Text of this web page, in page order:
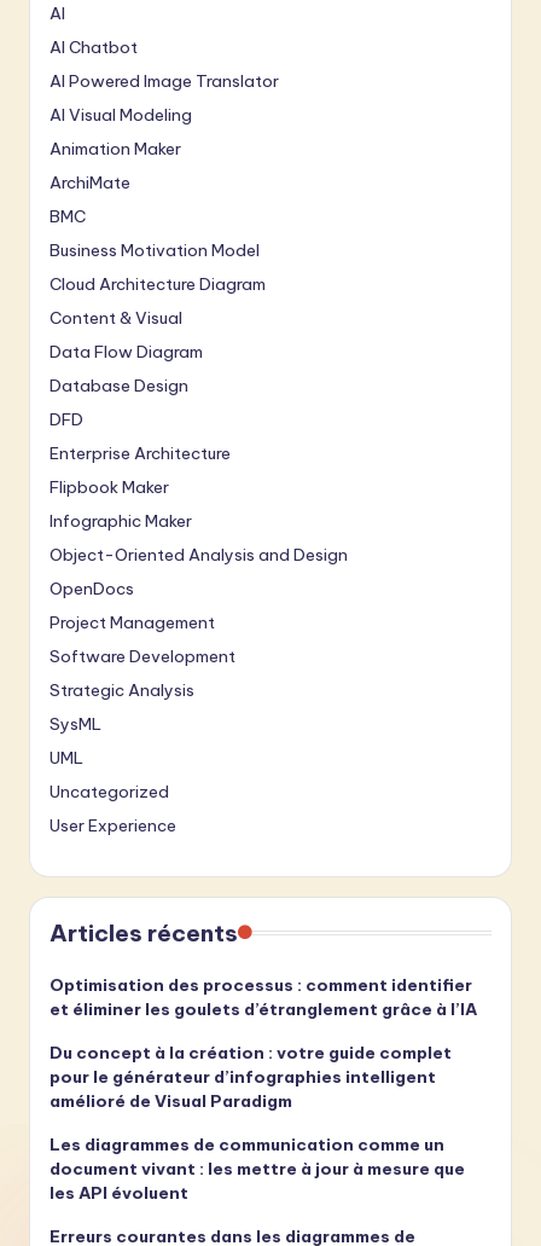
AI
AI Chatbot
AI Powered Image Translator
AI Visual Modeling
Animation Maker
ArchiMate
BMC
Business Motivation Model
Cloud Architecture Diagram
Content & Visual
Data Flow Diagram
Database Design
DFD
Enterprise Architecture
Flipbook Maker
Infographic Maker
Object-Oriented Analysis and Design
OpenDocs
Project Management
Software Development
Strategic Analysis
SysML
UML
Uncategorized
User Experience
Articles récents
Optimisation des processus : comment identifier
et éliminer les goulets d’étranglement grâce à l’IA
Du concept à la création : votre guide complet
pour le générateur d’infographies intelligent
amélioré de Visual Paradigm
Les diagrammes de communication comme un
document vivant : les mettre à jour à mesure que
les API évoluent
Erreurs courantes dans les diagrammes de